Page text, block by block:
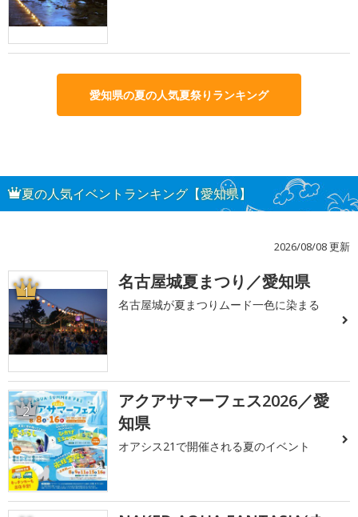
愛知県の夏の人気夏祭りランキング
夏の人気イベントランキング【愛知県】
2026/08/08 更新
1 名古屋城夏まつり／愛知県
名古屋城が夏まつりムード一色に染まる
2
アクアサマーフェス2026／愛
知県
オアシス21で開催される夏のイベント